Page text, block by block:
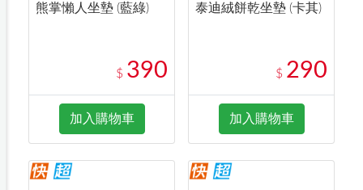
熊掌懶人坐墊 (藍綠)
$ 390
加入購物車
泰迪絨餅乾坐墊 (卡其)
$ 290
加入購物車